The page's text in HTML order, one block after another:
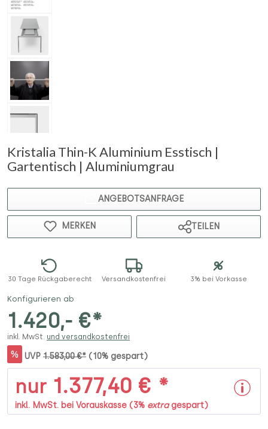
Kristalia Thin-K Aluminium Esstisch |
Gartentisch | Aluminiumgrau
ANGEBOTSANFRAGE
MERKEN TEILEN
30 Tage Rückgaberecht Versandkostenfrei 3% bei Vorkasse
Konfigurieren ab
1.420,- €*
inkl. MwSt. und versandkostenfrei
% UVP 1.583,00 €* (10% gespart)
nur 1.377,40 € *
inkl. MwSt. bei Vorauskasse (3% extragespart)